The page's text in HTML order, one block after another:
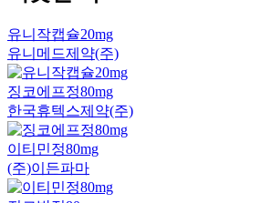
유니작캡슐20mg
유니메드제약(주)
징코에프정80mg
한국휴텍스제약(주)
이티민정80mg
(주)이든파마